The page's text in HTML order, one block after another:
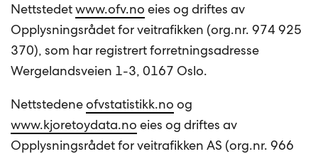
Nettstedetwww.ofv.no eies og driftes av
Opplysningsrådet for veitrafikken (org.nr. 974 925
370), som har registrert forretningsadresse
Wergelandsveien 1-3, 0167 Oslo.
Nettstedeneofvstatistikk.no og
www.kjoretoydata.no eies og driftes av
Opplysningsrådet for veitrafikken AS (org.nr. 966